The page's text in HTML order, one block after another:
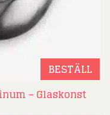
BESTÄLL
– Glaskonst